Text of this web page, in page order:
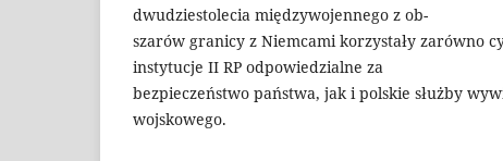
dwudziestolecia międzywojennego z ob-
szarów granicy z Niemcami korzystały zarówno
instytucje II RP odpowiedzialne za
bezpieczeństwo państwa, jak i polskie służby
wojskowego.